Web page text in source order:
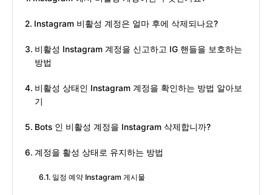
Instagram 비활성 계정은 얼마 후에 삭제되나요?
비활성 Instagram 계정을 신고하고 IG 핸들을 보호하는
방법
비활성 상태인 Instagram 계정을 확인하는 방법 알아보
기
Bots 인 비활성 계정을 Instagram 삭제합니까?
계정을 활성 상태로 유지하는 방법
일정 예약 Instagram 게시물